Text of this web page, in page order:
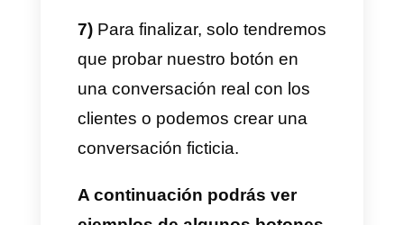
en respuestas rápidas.
3)Posteriormente, se nos abrirá
una ventana donde nos
rápidas que tenemos